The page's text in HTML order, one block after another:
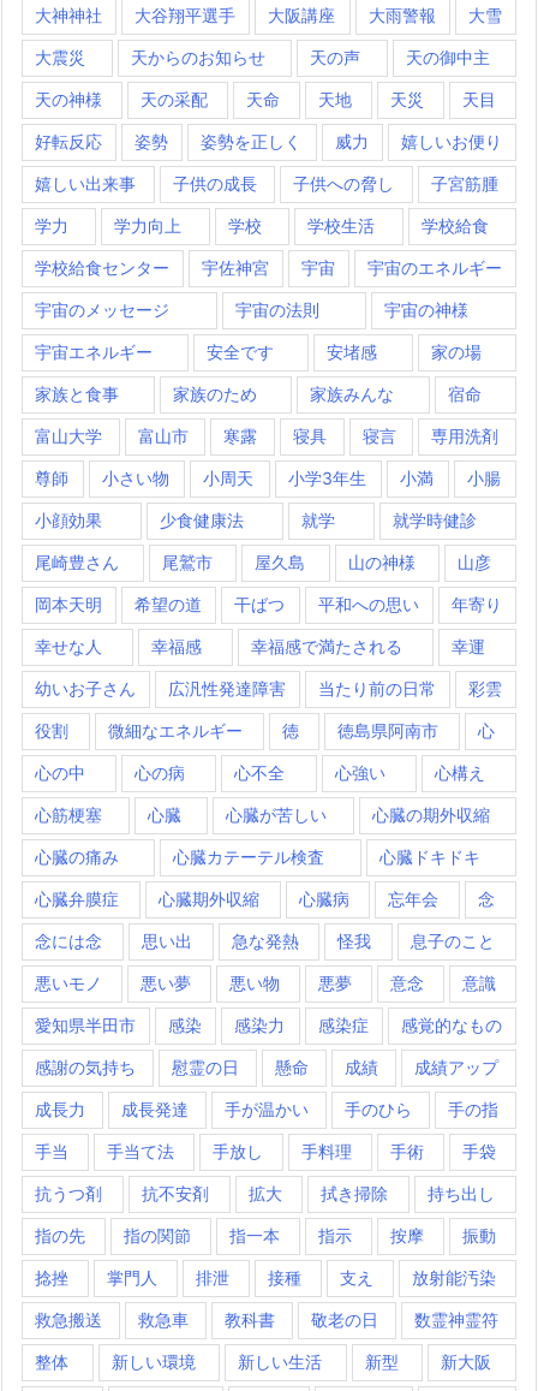
大神神社 大谷翔平選手 大阪講座 大雨警報 大雪
大震災 天からのお知らせ 天の声 天の御中主
天の神様 天の采配 天命 天地 天災 天目
好転反応 姿勢 姿勢を正しく 威力 嬉しいお便り
嬉しい出来事 子供の成長 子供への脅し 子宮筋腫
学力 学力向上 学校 学校生活 学校給食
学校給食センター 宇佐神宮 宇宙 宇宙のエネルギー
宇宙のメッセージ 宇宙の法則 宇宙の神様
宇宙エネルギー 安全です 安堵感 家の場
家族と食事 家族のため 家族みんな 宿命
富山大学 富山市 寒露 寝具 寝言 専用洗剤
尊師 小さい物 小周天 小学3年生 小満 小腸
小顔効果 少食健康法 就学 就学時健診
尾崎豊さん 尾鷲市 屋久島 山の神様 山彦
岡本天明 希望の道 干ばつ 平和への思い 年寄り
幸せな人 幸福感 幸福感で満たされる 幸運
幼いお子さん 広汎性発達障害 当たり前の日常 彩雲
役割 微細なエネルギー 徳 徳島県阿南市 心
心の中 心の病 心不全 心強い 心構え
心筋梗塞 心臓 心臓が苦しい 心臓の期外収縮
心臓の痛み 心臓カテーテル検査 心臓ドキドキ
心臓弁膜症 心臓期外収縮 心臓病 忘年会 念
念には念 思い出 急な発熱 怪我 息子のこと
悪いモノ 悪い夢 悪い物 悪夢 意念 意識
愛知県半田市 感染 感染力 感染症 感覚的なもの
感謝の気持ち 慰霊の日 懸命 成績 成績アップ
成長力 成長発達 手が温かい 手のひら 手の指
手当 手当て法 手放し 手料理 手術 手袋
抗うつ剤 抗不安剤 拡大 拭き掃除 持ち出し
指の先 指の関節 指一本 指示 按摩 振動
捻挫 掌門人 排泄 接種 支え 放射能汚染
救急搬送 救急車 教科書 敬老の日 数霊神霊符
整体 新しい環境 新しい生活 新型 新大阪